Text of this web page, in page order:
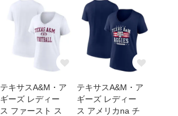
テキサスA&M・ア
ギーズ レディー
ス ファースト ス
テキサスA&M・ア
ギーズ レディー
ス アメリカna チ